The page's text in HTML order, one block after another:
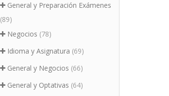
General y Preparación Exámenes
(89)
Negocios (78)
Idioma y Asignatura (69)
General y Negocios (66)
General y Optativas (64)